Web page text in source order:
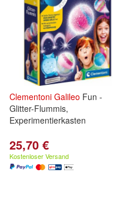
Clementoni Galileo Fun -
Glitter-Flummis,
Experimentierkasten
25,70 €
Kostenloser Versand